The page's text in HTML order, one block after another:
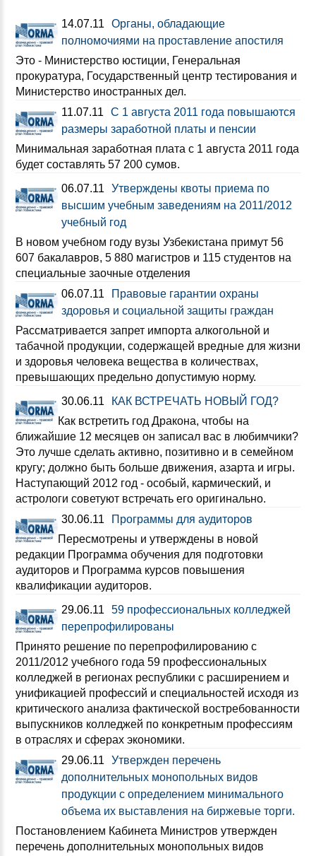
14.07.11
Органы, обладающие
полномочиями на проставление апостиля
Это - Министерство юстиции, Генеральная
прокуратура, Государственный центр тестирования и
Министерство иностранных дел.
11.07.11
С 1 августа 2011 года повышаются
размеры заработной платы и пенсии
Минимальная заработная плата с 1 августа 2011 года
будет составлять 57 200 сумов.
06.07.11
Утверждены квоты приема по
высшим учебным заведениям на 2011/2012
учебный год
В новом учебном году вузы Узбекистана примут 56
607 бакалавров, 5 880 магистров и 115 студентов на
специальные заочные отделения
06.07.11
Правовые гарантии охраны
здоровья и социальной защиты граждан
Рассматривается запрет импорта алкогольной и
табачной продукции, содержащей вредные для жизни
и здоровья человека вещества в количествах,
превышающих предельно допустимую норму.
30.06.11
КАК ВСТРЕЧАТЬ НОВЫЙ ГОД?
Как встретить год Дракона, чтобы на
ближайшие 12 месяцев он записал вас в любимчики?
Это лучше сделать активно, позитивно и в семейном
кругу; должно быть больше движения, азарта и игры.
Наступающий 2012 год - особый, кармический, и
астрологи советуют встречать его оригинально.
30.06.11
Программы для аудиторов
Пересмотрены и утверждены в новой
редакции Программа обучения для подготовки
аудиторов и Программа курсов повышения
квалификации аудиторов.
29.06.11
59 профессиональных колледжей
перепрофилированы
Принято решение по перепрофилированию с
2011/2012 учебного года 59 профессиональных
колледжей в регионах республики с расширением и
унификацией профессий и специальностей исходя из
критического анализа фактической востребованности
выпускников колледжей по конкретным профессиям
в отраслях и сферах экономики.
29.06.11
Утвержден перечень
дополнительных монопольных видов
продукции с определением минимального
объема их выставления на биржевые торги.
Постановлением Кабинета Министров утвержден
перечень дополнительных монопольных видов